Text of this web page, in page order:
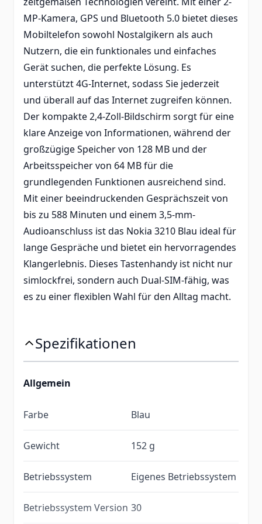
MP-Kamera, GPS und Bluetooth 5.0 bietet dieses
Mobiltelefon sowohl Nostalgikern als auch
Nutzern, die ein funktionales und einfaches
Gerät suchen, die perfekte Lösung. Es
unterstützt 4G-Internet, sodass Sie jederzeit
und überall auf das Internet zugreifen können.
Der kompakte 2,4-Zoll-Bildschirm sorgt für eine
klare Anzeige von Informationen, während der
großzügige Speicher von 128 MB und der
Arbeitsspeicher von 64 MB für die
grundlegenden Funktionen ausreichend sind.
Mit einer beeindruckenden Gesprächszeit von
bis zu 588 Minuten und einem 3,5-mm-
Audioanschluss ist das Nokia 3210 Blau ideal für
lange Gespräche und bietet ein hervorragendes
Klangerlebnis. Dieses Tastenhandy ist nicht nur
simlockfrei, sondern auch Dual-SIM-fähig, was
es zu einer flexiblen Wahl für den Alltag macht.
Spezifikationen
Allgemein
Farbe Blau
Gewicht 152 g
Betriebssystem Eigenes Betriebssystem
Betriebssystem Version 30